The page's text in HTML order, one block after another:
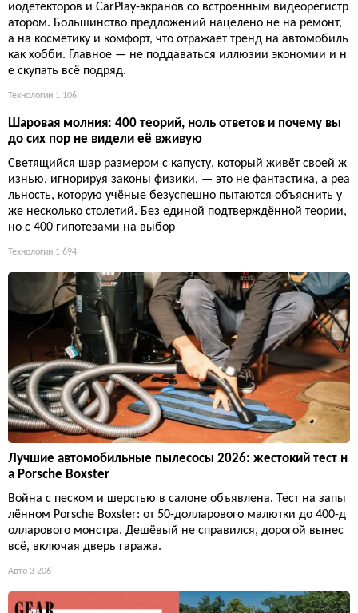
иодетекторов и CarPlay-экранов со встроенным видеорегистр
атором. Большинство предложений нацелено не на ремонт,
а на косметику и комфорт, что отражает тренд на автомобиль
как хобби. Главное — не поддаваться иллюзии экономии и н
е скупать всё подряд.
Технологии 1 106
Шаровая молния: 400 теорий, ноль ответов и почему вы
до сих пор не видели её вживую
Светящийся шар размером с капусту, который живёт своей ж
изнью, игнорируя законы физики, — это не фантастика, а реа
льность, которую учёные безуспешно пытаются объяснить у
же несколько столетий. Без единой подтверждённой теории,
но с 400 гипотезами на выбор
Технологии 1 694
Лучшие автомобильные пылесосы 2026: жестокий тест н
а Porsche Boxster
Война с песком и шерстью в салоне объявлена. Тест на запы
лённом Porsche Boxster: от 50-долларового малютки до 400-д
олларового монстра. Дешёвый не справился, дорогой вынес
всё, включая дверь гаража.
Авто 3 206